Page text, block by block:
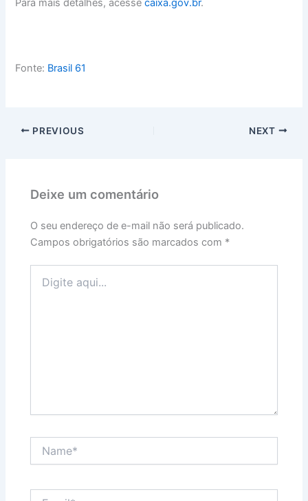
Para mais detalhes, acessecaixa.gov.br.
Fonte: Brasil 61
PREVIOUS NEXT
Deixe um comentário
O seu endereço de e-mail não será publicado.
Campos obrigatórios são marcados com *
aqui...